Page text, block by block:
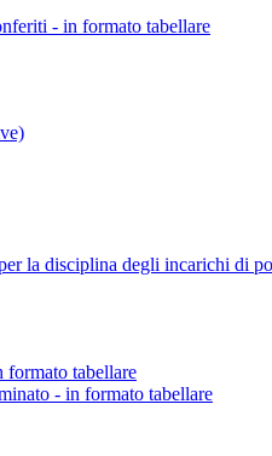
- in formato tabellare
la disciplina degli incarichi di
formato tabellare
- in formato tabellare